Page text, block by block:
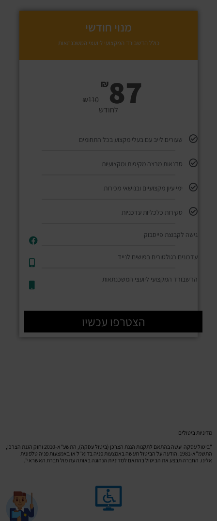
מנוי חודשי
כולל הדשבורד המקצועי ליועצי המשכנתאות
₪110
₪87לחודש
שעורים לייב עם בעלי מקצוע בכל התחומים
סדנאות מרצה מקיפות ומקצועיות
ימי עיון מקצועיים ובנושאי מכירות
סקירות כלכליות עדכניות
גישה לקבוצת פייסבוק
עדכונים רגולטורים בפושים לנייד​
הדשבורד המקצועי ליועצי המשכנתאות
הצטרפו עכשיו
מדיניות ביטולים
"ביטול עסקה יעשה בהתאם לתקנות הגנת הצרכן (ביטול עסקה), התשע"א-2010 וחוק הגנת הצרכן,
התשמ"א-1981. הודעה על הביטול תעשה באמצעות פניה בדוא"ל או באמצעות פניה טלפונית
אלינו. החברה תבצע את הביטול בהתאם למדיניות הנהוגה באותה עת מול חברת האשראי".